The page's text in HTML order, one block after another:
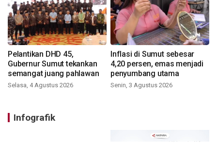
Pelantikan DHD 45,
Gubernur Sumut tekankan
semangat juang pahlawan
Selasa, 4 Agustus 2026
Inflasi di Sumut sebesar
4,20 persen, emas menjadi
penyumbang utama
Senin, 3 Agustus 2026
Infografik